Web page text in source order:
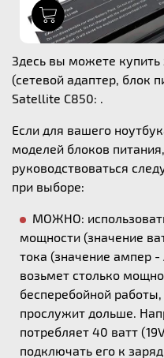
Здесь вы можете купить
(сетевой адаптер, блок
Satellite C850: .
Если для вашего
моделей блоков
руководствоваться
при выборе:
МОЖНО:
мощности (значение
тока (значение ампер
возьмет столько
бесперебойной
прослужит дольше.
потребляет 40 ватт
подключать его к